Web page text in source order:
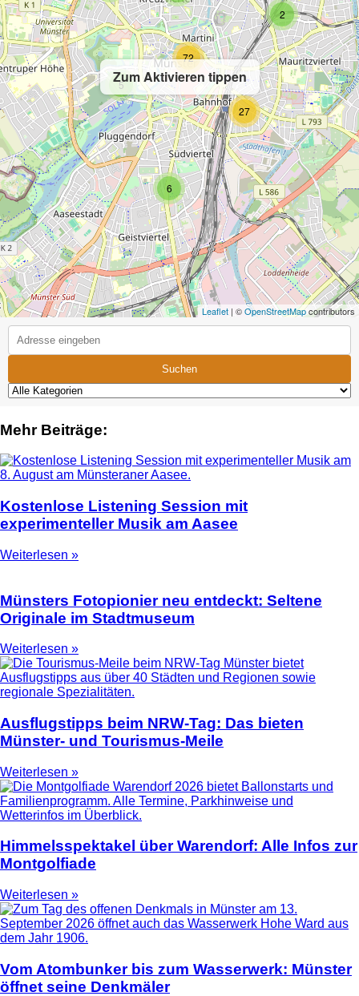
Zum Aktivieren tippen
2
6
27
5
72
Leaflet | ©OpenStreetMapcontributors
Suchen
Mehr Beiträge:
Kostenlose Listening Session mit
experimenteller Musik am Aasee
Weiterlesen »
Münsters Fotopionier neu entdeckt: Seltene
Originale im Stadtmuseum
Weiterlesen »
Ausflugstipps beim NRW-Tag: Das bieten
Münster- und Tourismus-Meile
Weiterlesen »
Himmelsspektakel über Warendorf: Alle Infos zur
Montgolfiade
Weiterlesen »
Vom Atombunker bis zum Wasserwerk: Münster
öffnet seine Denkmäler